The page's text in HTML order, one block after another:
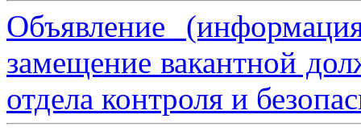
Объявление
замещение вакантной
отдела контроля и